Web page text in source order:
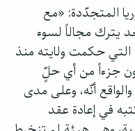
المتجدّدة: «مع
يترك مجالاً لسوء
حكمت ولايته منذ
جزءاً من أي حلٍّ
أنّه، وعلى مدى
في إعادة عقد